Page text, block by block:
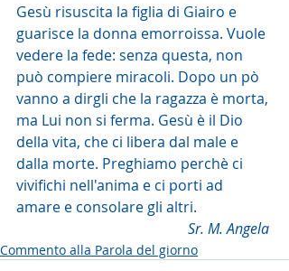
Gesù risuscita la figlia di Giairo e
guarisce la donna emorroissa. Vuole
vedere la fede: senza questa, non
può compiere miracoli. Dopo un pò
vanno a dirgli che la ragazza è morta,
ma Lui non si ferma. Gesù è il Dio
della vita, che ci libera dal male e
dalla morte. Preghiamo perchè ci
vivifichi nell'anima e ci porti ad
amare e consolare gli altri.
Sr. M. Angela
Commento alla Parola del giorno